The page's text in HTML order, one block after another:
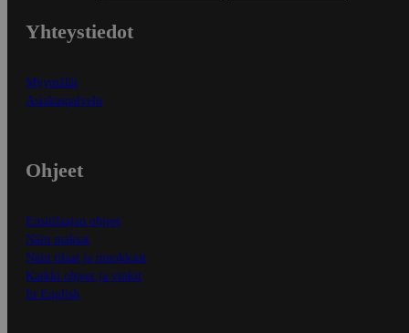
Yhteystiedot
Myymälät
Asiakaspalvelu
Ohjeet
Ensitilaajan ohjeet
Näin maksat
Näin tilaat ja muokkaat
Kaikki ohjeet ja vinkit
In English